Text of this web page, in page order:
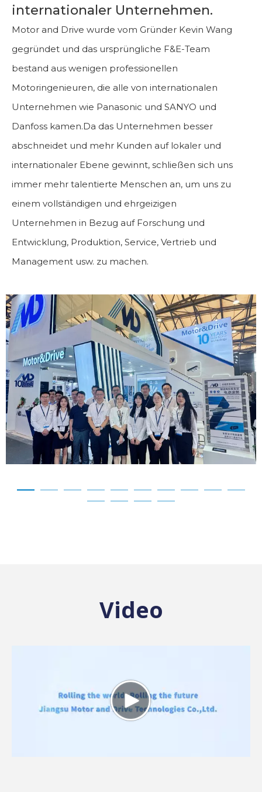
internationaler Unternehmen.
Motor and Drive wurde vom Gründer Kevin Wang
gegründet und das ursprüngliche F&E-Team
bestand aus wenigen professionellen
Motoringenieuren, die alle von internationalen
Unternehmen wie Panasonic und SANYO und
Danfoss kamen.Da das Unternehmen besser
abschneidet und mehr Kunden auf lokaler und
internationaler Ebene gewinnt, schließen sich uns
immer mehr talentierte Menschen an, um uns zu
einem vollständigen und ehrgeizigen
Unternehmen in Bezug auf Forschung und
Entwicklung, Produktion, Service, Vertrieb und
Management usw. zu machen.
Video